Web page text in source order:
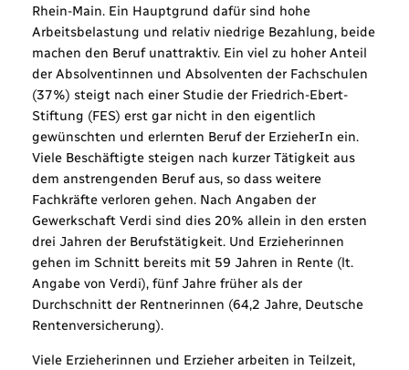
Rhein-Main. Ein Hauptgrund dafür sind hohe
Arbeitsbelastung und relativ niedrige Bezahlung, beide
machen den Beruf unattraktiv. Ein viel zu hoher Anteil
der Absolventinnen und Absolventen der Fachschulen
(37%) steigt nach einer Studie der Friedrich-Ebert-
Stiftung (FES) erst gar nicht in den eigentlich
gewünschten und erlernten Beruf der ErzieherIn ein.
Viele Beschäftigte steigen nach kurzer Tätigkeit aus
dem anstrengenden Beruf aus, so dass weitere
Fachkräfte verloren gehen. Nach Angaben der
Gewerkschaft Verdi sind dies 20% allein in den ersten
drei Jahren der Berufstätigkeit. Und Erzieherinnen
gehen im Schnitt bereits mit 59 Jahren in Rente (lt.
Angabe von Verdi), fünf Jahre früher als der
Durchschnitt der Rentnerinnen (64,2 Jahre, Deutsche
Rentenversicherung).
Viele Erzieherinnen und Erzieher arbeiten in Teilzeit,